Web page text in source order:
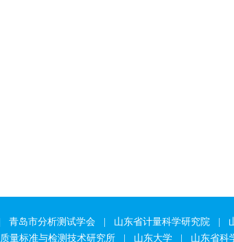
青岛市分析测试学会 山东省计量科学研究院
量标准与检测技术研究所 山东大学 山东省科